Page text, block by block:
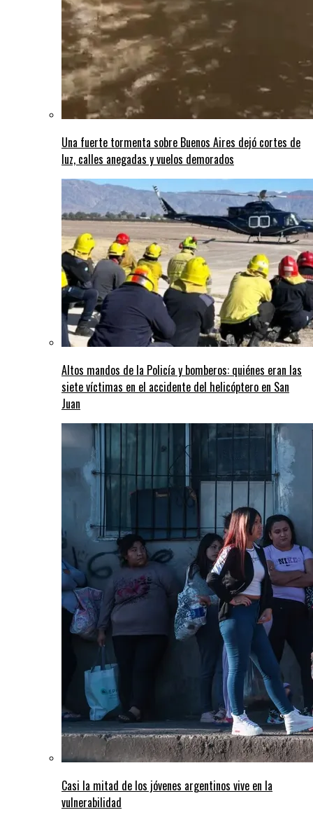
Una fuerte tormenta sobre Buenos Aires dejó cortes de
luz, calles anegadas y vuelos demorados
Altos mandos de la Policía y bomberos: quiénes eran las
siete víctimas en el accidente del helicóptero en San
Juan
Casi la mitad de los jóvenes argentinos vive en la
vulnerabilidad